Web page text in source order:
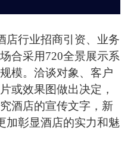
店行业招商引资、业务
合采用720全景展示系
模。洽谈对象、客户
或效果图做出决定，
酒店的宣传文字，新
加彰显酒店的实力和魅